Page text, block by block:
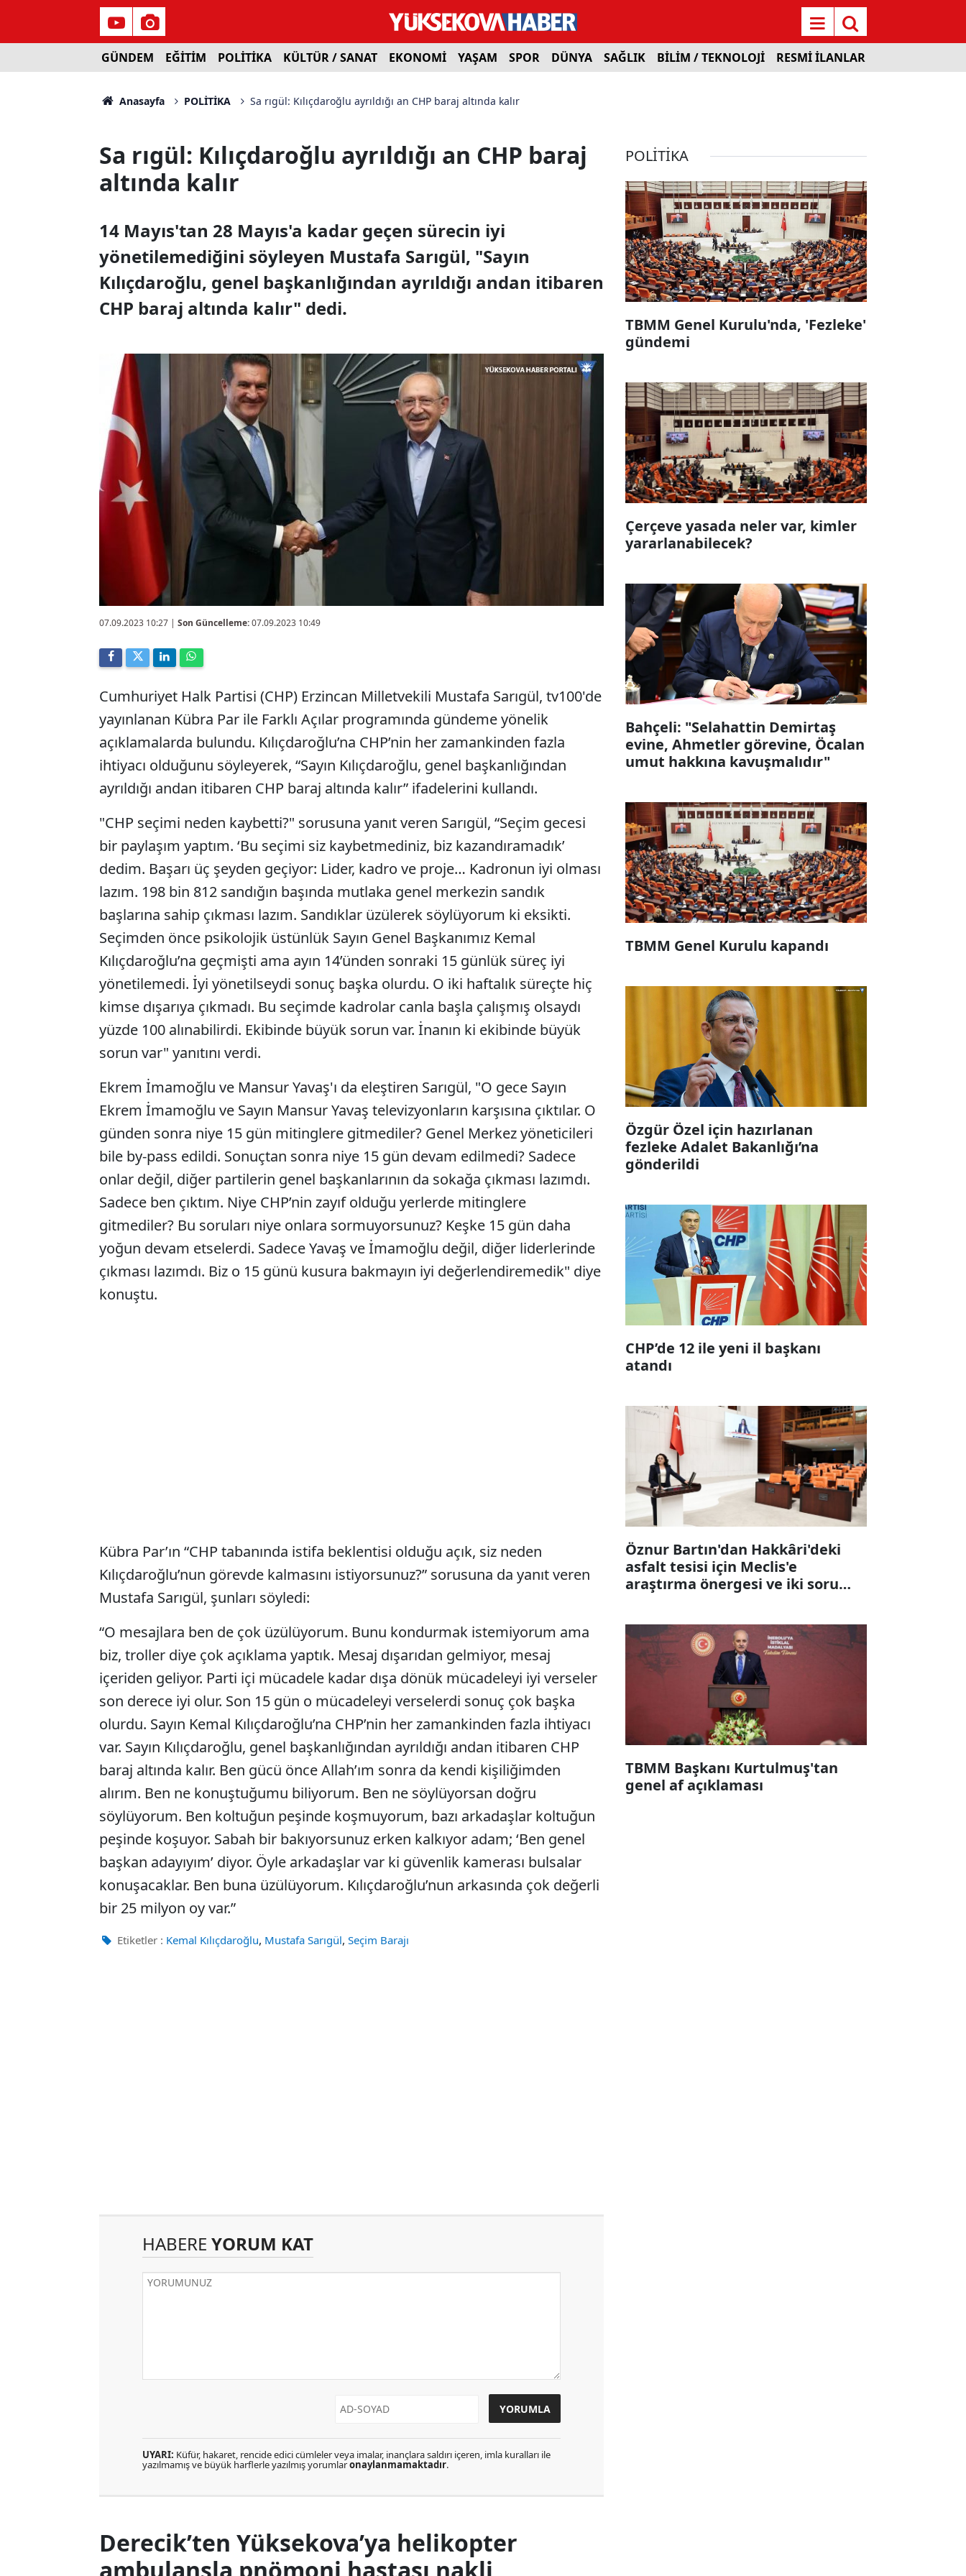
GÜNDEM EĞİTİM POLİTİKA KÜLTÜR / SANAT EKONOMİ YAŞAM SPOR DÜNYA SAĞLIK BİLİM / TEKNOLOJİ RESMİ İLANLAR
Anasayfa POLİTİKA Sa rıgül: Kılıçdaroğlu ayrıldığı an CHP baraj altında kalır
Sa rıgül: Kılıçdaroğlu ayrıldığı an CHP baraj
altında kalır
14 Mayıs'tan 28 Mayıs'a kadar geçen sürecin iyi
yönetilemediğini söyleyen Mustafa Sarıgül, "Sayın
Kılıçdaroğlu, genel başkanlığından ayrıldığı andan itibaren
CHP baraj altında kalır" dedi.
07.09.2023 10:27 | Son Güncelleme:07.09.2023 10:49
Cumhuriyet Halk Partisi (CHP) Erzincan Milletvekili Mustafa Sarıgül, tv100'de
yayınlanan Kübra Par ile Farklı Açılar programında gündeme yönelik
açıklamalarda bulundu. Kılıçdaroğlu’na CHP’nin her zamankinden fazla
ihtiyacı olduğunu söyleyerek, “Sayın Kılıçdaroğlu, genel başkanlığından
ayrıldığı andan itibaren CHP baraj altında kalır” ifadelerini kullandı.
"CHP seçimi neden kaybetti?" sorusuna yanıt veren Sarıgül, “Seçim gecesi
bir paylaşım yaptım. ‘Bu seçimi siz kaybetmediniz, biz kazandıramadık’
dedim. Başarı üç şeyden geçiyor: Lider, kadro ve proje… Kadronun iyi olması
lazım. 198 bin 812 sandığın başında mutlaka genel merkezin sandık
başlarına sahip çıkması lazım. Sandıklar üzülerek söylüyorum ki eksikti.
Seçimden önce psikolojik üstünlük Sayın Genel Başkanımız Kemal
Kılıçdaroğlu’na geçmişti ama ayın 14’ünden sonraki 15 günlük süreç iyi
yönetilemedi. İyi yönetilseydi sonuç başka olurdu. O iki haftalık süreçte hiç
kimse dışarıya çıkmadı. Bu seçimde kadrolar canla başla çalışmış olsaydı
yüzde 100 alınabilirdi. Ekibinde büyük sorun var. İnanın ki ekibinde büyük
sorun var" yanıtını verdi.
Ekrem İmamoğlu ve Mansur Yavaş'ı da eleştiren Sarıgül, "O gece Sayın
Ekrem İmamoğlu ve Sayın Mansur Yavaş televizyonların karşısına çıktılar. O
günden sonra niye 15 gün mitinglere gitmediler? Genel Merkez yöneticileri
bile by-pass edildi. Sonuçtan sonra niye 15 gün devam edilmedi? Sadece
onlar değil, diğer partilerin genel başkanlarının da sokağa çıkması lazımdı.
Sadece ben çıktım. Niye CHP’nin zayıf olduğu yerlerde mitinglere
gitmediler? Bu soruları niye onlara sormuyorsunuz? Keşke 15 gün daha
yoğun devam etselerdi. Sadece Yavaş ve İmamoğlu değil, diğer liderlerinde
çıkması lazımdı. Biz o 15 günü kusura bakmayın iyi değerlendiremedik" diye
konuştu.
Kübra Par’ın “CHP tabanında istifa beklentisi olduğu açık, siz neden
Kılıçdaroğlu’nun görevde kalmasını istiyorsunuz?” sorusuna da yanıt veren
Mustafa Sarıgül, şunları söyledi:
“O mesajlara ben de çok üzülüyorum. Bunu kondurmak istemiyorum ama
biz, troller diye çok açıklama yaptık. Mesaj dışarıdan gelmiyor, mesaj
içeriden geliyor. Parti içi mücadele kadar dışa dönük mücadeleyi iyi verseler
son derece iyi olur. Son 15 gün o mücadeleyi verselerdi sonuç çok başka
olurdu. Sayın Kemal Kılıçdaroğlu’na CHP’nin her zamankinden fazla ihtiyacı
var. Sayın Kılıçdaroğlu, genel başkanlığından ayrıldığı andan itibaren CHP
baraj altında kalır. Ben gücü önce Allah’ım sonra da kendi kişiliğimden
alırım. Ben ne konuştuğumu biliyorum. Ben ne söylüyorsan doğru
söylüyorum. Ben koltuğun peşinde koşmuyorum, bazı arkadaşlar koltuğun
peşinde koşuyor. Sabah bir bakıyorsunuz erken kalkıyor adam; ‘Ben genel
başkan adayıyım’ diyor. Öyle arkadaşlar var ki güvenlik kamerası bulsalar
konuşacaklar. Ben buna üzülüyorum. Kılıçdaroğlu’nun arkasında çok değerli
bir 25 milyon oy var.”
Etiketler : Kemal Kılıçdaroğlu, Mustafa Sarıgül, Seçim Barajı
HABERE YORUM KAT
UYARI: Küfür, hakaret, rencide edici cümleler veya imalar, inançlara saldırı içeren, imla kuralları ile
yazılmamış ve büyük harflerle yazılmış yorumlaronaylanmamaktadır.
Derecik’ten Yüksekova’ya helikopter
POLİTİKA
TBMM Genel Kurulu'nda, 'Fezleke'
gündemi
Çerçeve yasada neler var, kimler
yararlanabilecek?
Bahçeli: "Selahattin Demirtaş
evine, Ahmetler görevine, Öcalan
umut hakkına kavuşmalıdır"
TBMM Genel Kurulu kapandı
Özgür Özel için hazırlanan
fezleke Adalet Bakanlığı’na
gönderildi
CHP’de 12 ile yeni il başkanı
atandı
Öznur Bartın'dan Hakkâri'deki
asfalt tesisi için Meclis'e
araştırma önergesi ve iki soru
TBMM Başkanı Kurtulmuş'tan
genel af açıklaması